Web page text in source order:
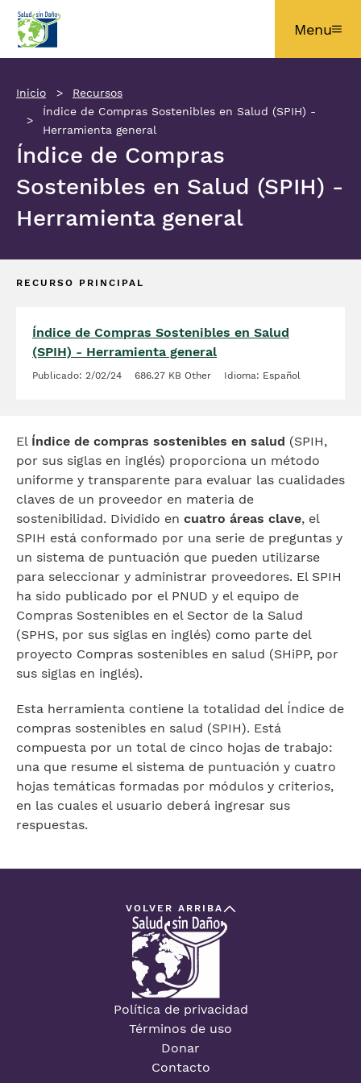
Pasar al contenido principal
Menu
Inicio
Recursos
Índice de Compras Sostenibles en Salud (SPIH) -
Herramienta general
Índice de Compras
Sostenibles en Salud (SPIH) -
Herramienta general
RECURSO PRINCIPAL
Índice de Compras Sostenibles en Salud
(SPIH) - Herramienta general
Publicado: 2/02/24 686.27 KB Other Idioma: Español
El Índice de compras sostenibles en salud (SPIH,
por sus siglas en inglés) proporciona un método
uniforme y transparente para evaluar las cualidades
claves de un proveedor en materia de
sostenibilidad. Dividido en cuatro áreas clave, el
SPIH está conformado por una serie de preguntas y
un sistema de puntuación que pueden utilizarse
para seleccionar y administrar proveedores. El SPIH
ha sido publicado por el PNUD y el equipo de
Compras Sostenibles en el Sector de la Salud
(SPHS, por sus siglas en inglés) como parte del
proyecto Compras sostenibles en salud (SHiPP, por
sus siglas en inglés).
Esta herramienta contiene la totalidad del Índice de
compras sostenibles en salud (SPIH). Está
compuesta por un total de cinco hojas de trabajo:
una que resume el sistema de puntuación y cuatro
hojas temáticas formadas por módulos y criterios,
en las cuales el usuario deberá ingresar sus
respuestas.
VOLVER ARRIBA
Política de privacidad
Términos de uso
Donar
Contacto